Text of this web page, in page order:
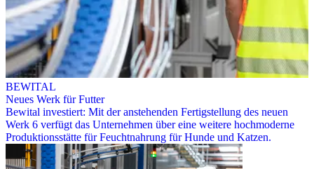
BEWITAL
Neues Werk für Futter
Bewital investiert: Mit der anstehenden Fertigstellung des neuen
Werk 6 verfügt das Unternehmen über eine weitere hochmoderne
Produktionsstätte für Feuchtnahrung für Hunde und Katzen.